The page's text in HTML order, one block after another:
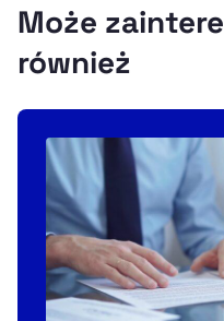
Może
również